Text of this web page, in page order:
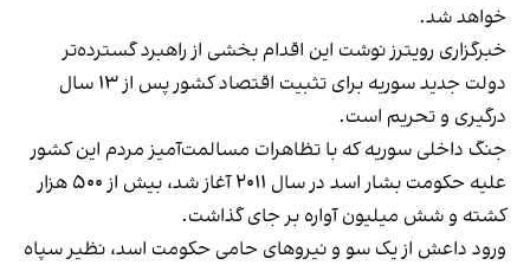
خواهد شد.
خبرگزاری رویترز نوشت این اقدام بخشی از راهبرد گسترده‌تر
دولت جدید سوریه برای تثبیت اقتصاد کشور پس از ۱۳ سال
درگیری و تحریم است.
جنگ داخلی سوریه که با تظاهرات مسالمت‌آمیز مردم این کشور
علیه حکومت بشار اسد در سال ۲۰۱۱ آغاز شد، بیش از ۵۰۰ هزار
کشته و شش میلیون آواره بر جای گذاشت.
ورود داعش از یک سو و نیروهای حامی حکومت اسد، نظیر سپاه